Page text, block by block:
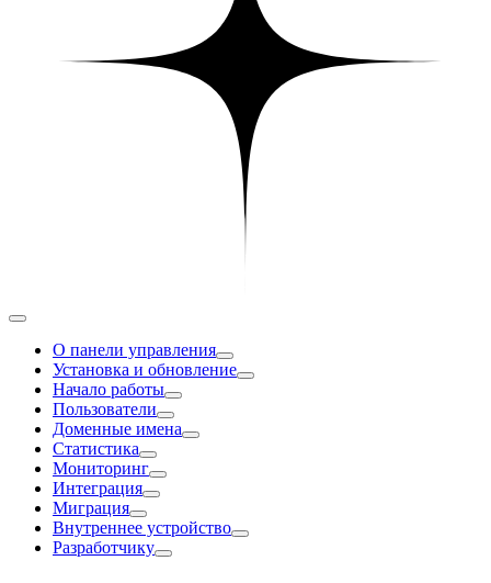
О панели управления
Установка и обновление
Начало работы
Пользователи
Доменные имена
Статистика
Мониторинг
Интеграция
Миграция
Внутреннее устройство
Разработчику